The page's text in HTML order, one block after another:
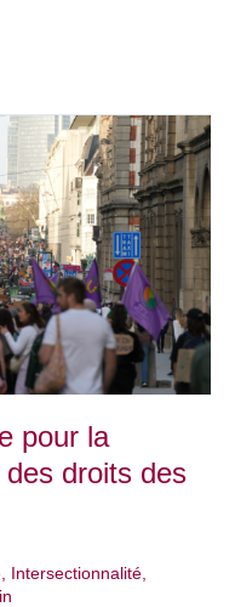
pour la
droits des
Intersectionnalité